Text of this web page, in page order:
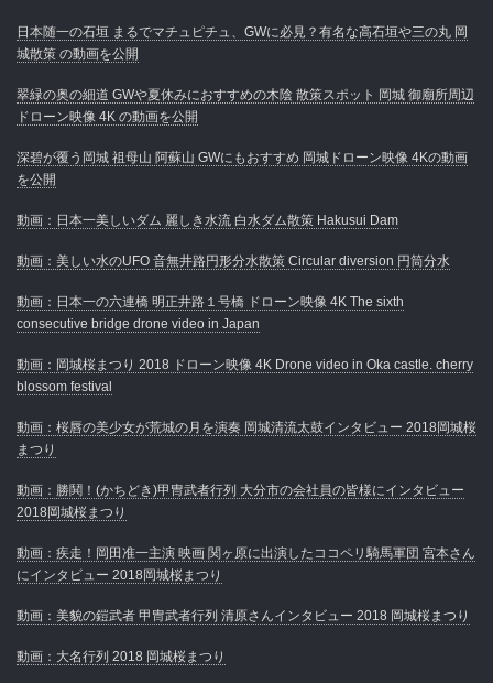
日本随一の石垣 まるでマチュピチュ、GWに必見？有名な高石垣や三の丸 岡
城散策 の動画を公開
翠緑の奥の細道 GWや夏休みにおすすめの木陰 散策スポット 岡城 御廟所周辺
ドローン映像 4K の動画を公開
深碧が覆う岡城 祖母山 阿蘇山 GWにもおすすめ 岡城ドローン映像 4Kの動画
を公開
動画：日本一美しいダム 麗しき水流 白水ダム散策 Hakusui Dam
動画：美しい水のUFO 音無井路円形分水散策 Circular diversion 円筒分水
動画：日本一の六連橋 明正井路１号橋 ドローン映像 4K The sixth
consecutive bridge drone video in Japan
動画：岡城桜まつり 2018 ドローン映像 4K Drone video in Oka castle. cherry
blossom festival
動画：桜唇の美少女が荒城の月を演奏 岡城清流太鼓インタビュー 2018岡城桜
まつり
動画：勝鬨！(かちどき)甲冑武者行列 大分市の会社員の皆様にインタビュー
2018岡城桜まつり
動画：疾走！岡田准一主演 映画 関ヶ原に出演したココペリ騎馬軍団 宮本さん
にインタビュー 2018岡城桜まつり
動画：美貌の鎧武者 甲冑武者行列 清原さんインタビュー 2018 岡城桜まつり
動画：大名行列 2018 岡城桜まつり